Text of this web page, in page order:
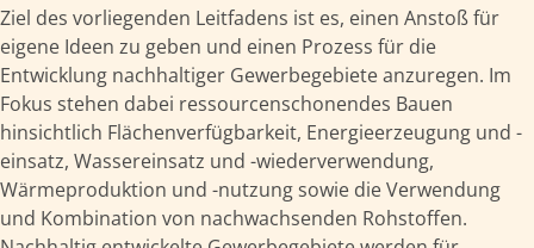
Ziel des vorliegenden Leitfadens ist es, einen Anstoß für
eigene Ideen zu geben und einen Prozess für die
Entwicklung nachhaltiger Gewerbegebiete anzuregen. Im
Fokus stehen dabei ressourcenschonendes Bauen
hinsichtlich Flächenverfügbarkeit, Energieerzeugung und -
einsatz, Wassereinsatz und -wiederverwendung,
Wärmeproduktion und -nutzung sowie die Verwendung
und Kombination von nachwachsenden Rohstoffen.